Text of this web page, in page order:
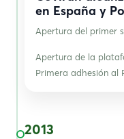
en España y
Apertura del primer
Apertura de la
Primera adhesión al
2013